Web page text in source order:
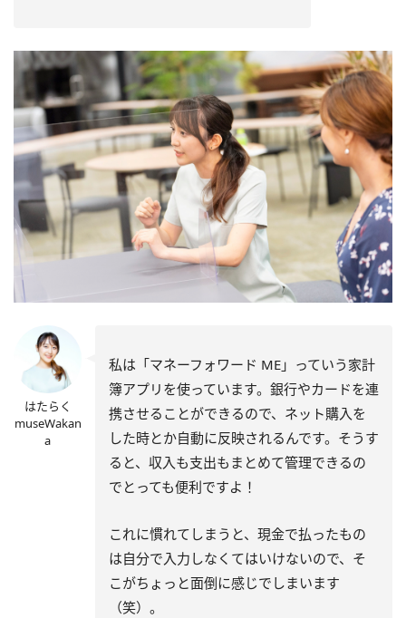
はたらく
museWakan
a
私は「マネーフォワード ME」っていう家計
簿アプリを使っています。銀行やカードを連
携させることができるので、ネット購入を
した時とか自動に反映されるんです。そうす
ると、収入も支出もまとめて管理できるの
でとっても便利ですよ！
これに慣れてしまうと、現金で払ったもの
は自分で入力しなくてはいけないので、そ
こがちょっと面倒に感じでしまいます
（笑）。